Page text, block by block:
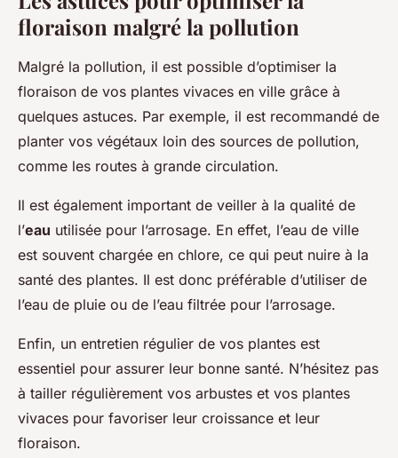
floraison malgré la pollution
Malgré la pollution, il est possible d’optimiser la
floraison de vos plantes vivaces en ville grâce à
quelques astuces. Par exemple, il est recommandé de
planter vos végétaux loin des sources de pollution,
comme les routes à grande circulation.
Il est également important de veiller à la qualité de
l’eau utilisée pour l’arrosage. En effet, l’eau de ville
est souvent chargée en chlore, ce qui peut nuire à la
santé des plantes. Il est donc préférable d’utiliser de
l’eau de pluie ou de l’eau filtrée pour l’arrosage.
Enfin, un entretien régulier de vos plantes est
essentiel pour assurer leur bonne santé. N’hésitez pas
à tailler régulièrement vos arbustes et vos plantes
vivaces pour favoriser leur croissance et leur
floraison.